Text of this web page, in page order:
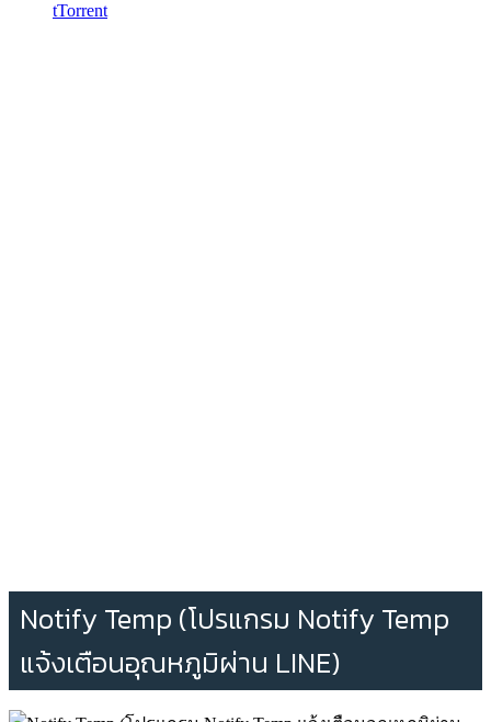
tTorrent
Notify Temp (โปรแกรม Notify Temp
แจ้งเตือนอุณหภูมิผ่าน LINE)